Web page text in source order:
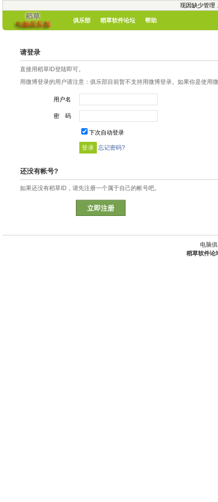
现因缺少管理
俱乐部 稻草软件论坛 帮助
请登录
直接用稻草ID登陆即可。
用微博登录的用户请注意：俱乐部目前暂不支持用微博登录。如果你是使用
用户名
密 码
下次自动登录
忘记密码?
还没有帐号?
如果还没有稻草ID，请先注册一个属于自己的帐号吧。
立即注册
电脑
稻草软件论